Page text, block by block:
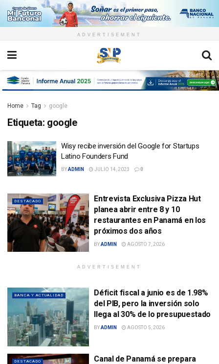
ADVERTISEMENT
Home Tag google
Etiqueta: google
Wisy recibe inversión del Google for Startups
Latino Founders Fund
BYADMIN JULIO 14, 2023 0
DESTACADO
Entrevista Exclusiva Pizza Hut
planea abrir entre 8 y 10
restaurantes en Panamá en los
próximos dos años
BYADMIN AGOSTO 7, 2026
ADVERTISEMENT
BANCA Y ACTUALIDAD
Déficit fiscal a junio es de 1.98%
del PIB, pero la inversión solo
llega al 30% de lo presupuestado
BYADMIN AGOSTO 5, 2026
DESTACADO
Canal de Panamá se prepara